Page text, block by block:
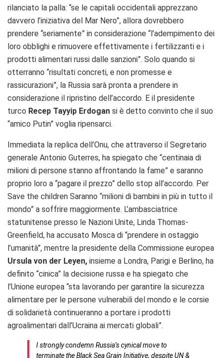
rilanciato la palla: “se le capitali occidentali apprezzano
davvero l’iniziativa del Mar Nero”, allora dovrebbero
prendere “seriamente” in considerazione “l’adempimento dei
loro obblighi e rimuovere effettivamente i fertilizzanti e i
prodotti alimentari russi dalle sanzioni”. Solo quando si
otterranno “risultati concreti, e non promesse e
rassicurazioni”, la Russia sarà pronta a prendere in
considerazione il ripristino dell’accordo. E il presidente
turco Recep Tayyip Erdogan si è detto convinto che il suo
“amico Putin” voglia ripensarci.
Immediata la replica dell’Onu, che attraverso il Segretario
generale Antonio Guterres, ha spiegato che “centinaia di
milioni di persone stanno affrontando la fame” e saranno
proprio loro a “pagare il prezzo” dello stop all’accordo. Per
Save the children Saranno “milioni di bambini in più in tutto il
mondo” a soffrire maggiormente. L’ambasciatrice
statunitense presso le Nazioni Unite, Linda Thomas-
Greenfield, ha accusato Mosca di “prendere in ostaggio
l’umanità”, mentre la presidente della Commissione europea
Ursula von der Leyen, insieme a Londra, Parigi e Berlino, ha
definito “cinica” la decisione russa e ha spiegato che
l’Unione europea “sta lavorando per garantire la sicurezza
alimentare per le persone vulnerabili del mondo e le corsie
di solidarietà continueranno a portare i prodotti
agroalimentari dall’Ucraina ai mercati globali”.
I strongly condemn Russia’s cynical move to
terminate the Black Sea Grain Initiative, despite UN &